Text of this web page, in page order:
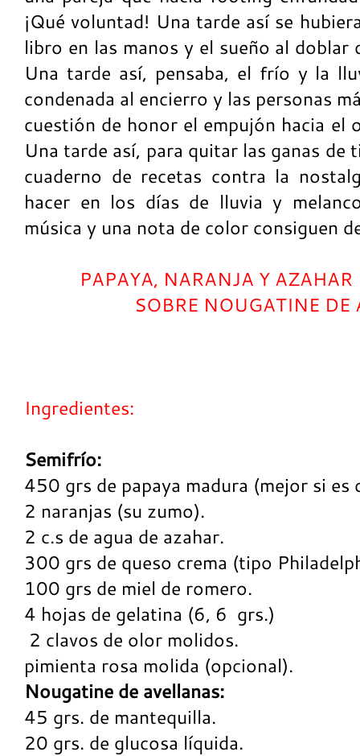
¡Qué voluntad! Una tarde así se
libro en las manos y el sueño al doblar
Una tarde así, pensaba, el frío y la
condenada al encierro y las personas
cuestión de honor el empujón hacia el
Una tarde así, para quitar las ganas de
cuaderno de recetas contra la
hacer en los días de lluvia y
música y una nota de color consiguen
PAPAYA, NARANJA Y
SOBRE NOUGATINE DE
Ingredientes:
Semifrío:
450 grs de papaya madura (mejor si es
2 naranjas (su zumo).
2 c.s de agua de azahar.
300 grs de queso crema (tipo
100 grs de miel de romero.
4 hojas de gelatina (6, 6 grs.)
2 clavos de olor molidos.
pimienta rosa molida (opcional).
Nougatine de avellanas:
45 grs. de mantequilla.
20 grs. de glucosa líquida.